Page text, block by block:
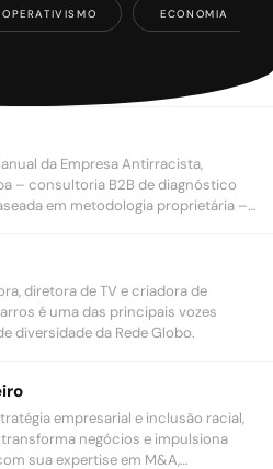
ECONOMIA
da Empresa Antirracista,
– consultoria B2B de diagnóstico
em metodologia proprietária –,
diretora de TV e criadora de
é uma das principais vozes
diversidade da Rede Globo.
empresarial e inclusão racial,
negócios e impulsiona
sua expertise em M&A,